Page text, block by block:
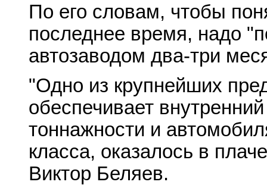
По его словам, чтобы
последнее время, надо
автозаводом два-три
"Одно из крупнейших
обеспечивает
тоннажности и
класса, оказалось в
Виктор Беляев.